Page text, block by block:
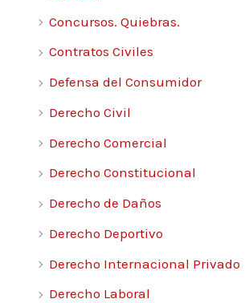
Concursos. Quiebras.
Contratos Civiles
Defensa del Consumidor
Derecho Civil
Derecho Comercial
Derecho Constitucional
Derecho de Daños
Derecho Deportivo
Derecho Internacional Privado
Derecho Laboral